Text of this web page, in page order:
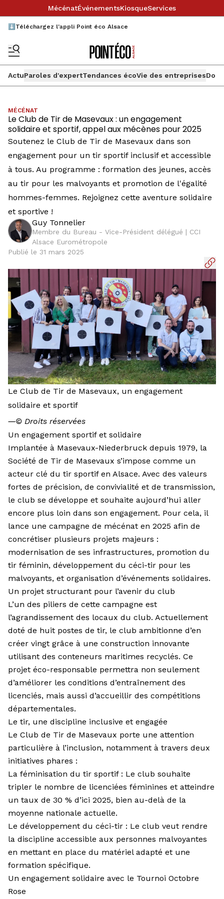
MécénatÉvénementsKiosqueServices
⬇️Téléchargez l'appli Point éco Alsace
ActuParoles d'expertTendances écoVie des entreprises
MÉCÉNAT
Le Club de Tir de Masevaux : un engagement
solidaire et sportif, appel aux mécènes pour 2025
Soutenez le Club de Tir de Masevaux dans son
engagement pour un tir sportif inclusif et accessible
à tous. Au programme : formation des jeunes, accès
au tir pour les malvoyants et promotion de l'égalité
hommes-femmes. Rejoignez cette aventure solidaire
et sportive !
Guy Tonnelier
Membre du Bureau - Vice-Président délégué | CCI
Alsace Eurométropole
Publié le 31 mars 2025
Le Club de Tir de Masevaux, un engagement
solidaire et sportif
―© Droits réservées
Un engagement sportif et solidaire
Implantée à Masevaux-Niederbruck depuis 1979, la
Société de Tir de Masevaux s’impose comme un
acteur clé du tir sportif en Alsace. Avec des valeurs
fortes de précision, de convivialité et de transmission,
le club se développe et souhaite aujourd’hui aller
encore plus loin dans son engagement. Pour cela, il
lance une campagne de mécénat en 2025 afin de
concrétiser plusieurs projets majeurs :
modernisation de ses infrastructures, promotion du
tir féminin, développement du céci-tir pour les
malvoyants, et organisation d’événements solidaires.
Un projet structurant pour l’avenir du club
L’un des piliers de cette campagne est
l’agrandissement des locaux du club. Actuellement
doté de huit postes de tir, le club ambitionne d’en
créer vingt grâce à une construction innovante
utilisant des conteneurs maritimes recyclés. Ce
projet éco-responsable permettra non seulement
d’améliorer les conditions d’entraînement des
licenciés, mais aussi d’accueillir des compétitions
départementales.
Le tir, une discipline inclusive et engagée
Le Club de Tir de Masevaux porte une attention
particulière à l’inclusion, notamment à travers deux
initiatives phares :
La féminisation du tir sportif : Le club souhaite
tripler le nombre de licenciées féminines et atteindre
un taux de 30 % d’ici 2025, bien au-delà de la
moyenne nationale actuelle.
Le développement du céci-tir : Le club veut rendre
la discipline accessible aux personnes malvoyantes
en mettant en place du matériel adapté et une
formation spécifique.
Un engagement solidaire avec le Tournoi Octobre
Rose